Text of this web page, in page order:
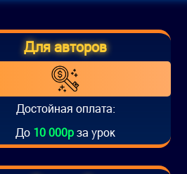
Для авторов
Достойная оплата:
До 10 000р за урок